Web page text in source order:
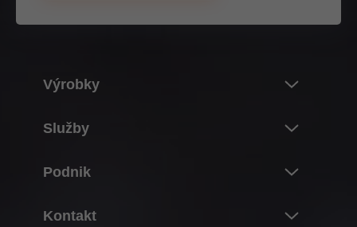
Výrobky
Systémy výklopov
Zásuvkové systémy
Služby
Nákup a objednávanie
Podnik
Kontakt